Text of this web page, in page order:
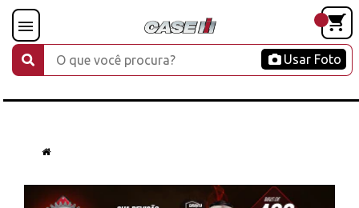
Usar Foto